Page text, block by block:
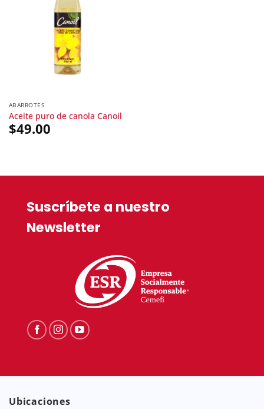
ABARROTES
Aceite puro de canola Canoil
$49.00
Suscríbete a nuestro
Newsletter
Ubicaciones